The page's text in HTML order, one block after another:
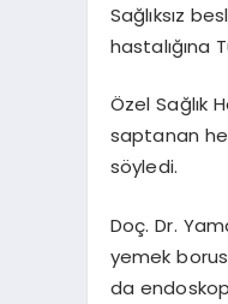
Sağlıksız
hastalığına
Özel Sağlık
saptanan
söyledi.
Doç. Dr.
yemek
da